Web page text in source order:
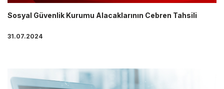
Sosyal Güvenlik Kurumu Alacaklarının Cebren Tahsili
31.07.2024